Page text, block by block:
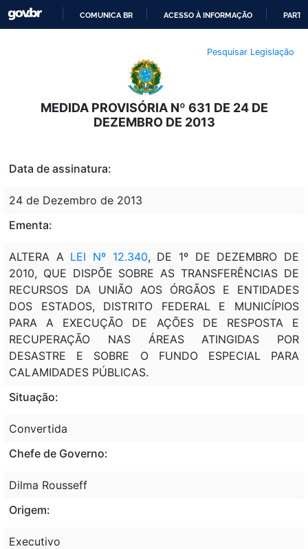
O
CONTEÚDO
COMUNICA BR ACESSO À INFORMAÇÃO
Pesquisar Legislação
MEDIDA PROVISÓRIA Nº 631 DE 24 DE
DEZEMBRO DE 2013
Data de assinatura:
24 de Dezembro de 2013
Ementa:
ALTERA A LEI Nº 12.340, DE 1º DE DEZEMBRO DE
2010, QUE DISPÕE SOBRE AS TRANSFERÊNCIAS DE
RECURSOS DA UNIÃO AOS ÓRGÃOS E ENTIDADES
DOS ESTADOS, DISTRITO FEDERAL E MUNICÍPIOS
PARA A EXECUÇÃO DE AÇÕES DE RESPOSTA E
RECUPERAÇÃO NAS ÁREAS ATINGIDAS POR
DESASTRE E SOBRE O FUNDO ESPECIAL PARA
CALAMIDADES PÚBLICAS.
Situação:
Convertida
Chefe de Governo:
Dilma Rousseff
Origem:
Executivo